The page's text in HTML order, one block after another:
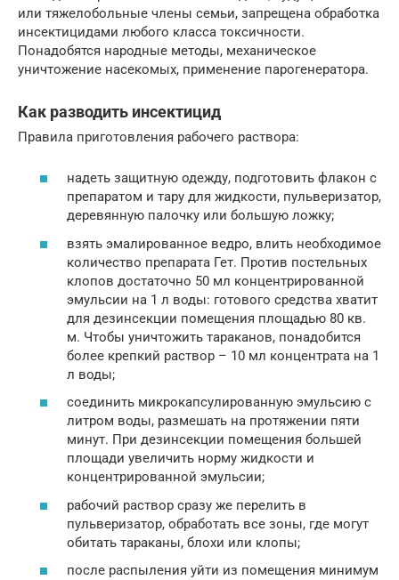
или тяжелобольные члены семьи, запрещена обработка
инсектицидами любого класса токсичности.
Понадобятся народные методы, механическое
уничтожение насекомых, применение парогенератора.
Как разводить инсектицид
Правила приготовления рабочего раствора:
надеть защитную одежду, подготовить флакон с
препаратом и тару для жидкости, пульверизатор,
деревянную палочку или большую ложку;
взять эмалированное ведро, влить необходимое
количество препарата Гет. Против постельных
клопов достаточно 50 мл концентрированной
эмульсии на 1 л воды: готового средства хватит
для дезинсекции помещения площадью 80 кв.
м. Чтобы уничтожить тараканов, понадобится
более крепкий раствор – 10 мл концентрата на 1
л воды;
соединить микрокапсулированную эмульсию с
литром воды, размешать на протяжении пяти
минут. При дезинсекции помещения большей
площади увеличить норму жидкости и
концентрированной эмульсии;
рабочий раствор сразу же перелить в
пульверизатор, обработать все зоны, где могут
обитать тараканы, блохи или клопы;
после распыления уйти из помещения минимум